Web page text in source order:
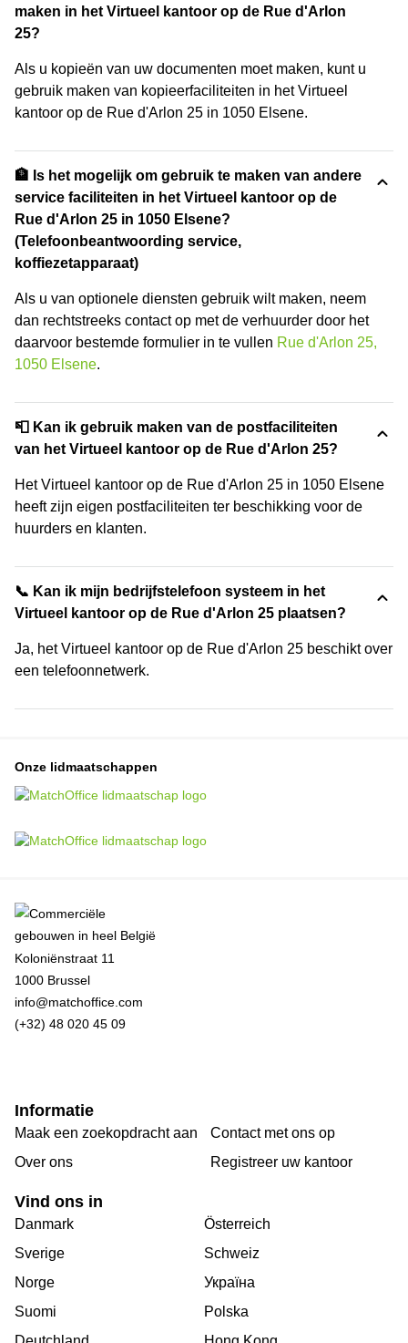
maken in het Virtueel kantoor op de Rue d'Arlon
25?
Als u kopieën van uw documenten moet maken, kunt u
gebruik maken van kopieerfaciliteiten in het Virtueel
kantoor op de Rue d'Arlon 25 in 1050 Elsene.
🏦 Is het mogelijk om gebruik te maken van andere
service faciliteiten in het Virtueel kantoor op de
Rue d'Arlon 25 in 1050 Elsene?
(Telefoonbeantwoording service,
koffiezetapparaat)
Als u van optionele diensten gebruik wilt maken, neem
dan rechtstreeks contact op met de verhuurder door het
daarvoor bestemde formulier in te vullen Rue d'Arlon 25,
1050 Elsene.
📮 Kan ik gebruik maken van de postfaciliteiten
van het Virtueel kantoor op de Rue d'Arlon 25?
Het Virtueel kantoor op de Rue d'Arlon 25 in 1050 Elsene
heeft zijn eigen postfaciliteiten ter beschikking voor de
huurders en klanten.
📞 Kan ik mijn bedrijfstelefoon systeem in het
Virtueel kantoor op de Rue d'Arlon 25 plaatsen?
Ja, het Virtueel kantoor op de Rue d'Arlon 25 beschikt over
een telefoonnetwerk.
Onze lidmaatschappen
Koloniënstraat 11
1000 Brussel
info@matchoffice.com
(+32) 48 020 45 09
Informatie
Maak een zoekopdracht aan
Over ons
Contact met ons op
Registreer uw kantoor
Vind ons in
Danmark
Sverige
Norge
Suomi
Österreich
Schweiz
Україна
Polska